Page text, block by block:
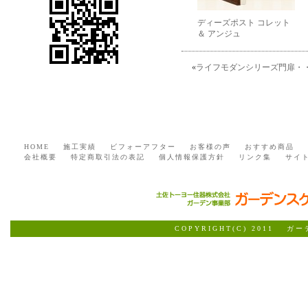
ディーズポスト コレット
＆ アンジュ
«ライフモダンシリーズ門扉・
HOME 施工実績 ビフォーアフター お客様の声
おすすめ商品
会社概要
特定商取引法の表記 個人情報保護方針 リンク集 サイ
COPYRIGHT(C) 2011 ガー